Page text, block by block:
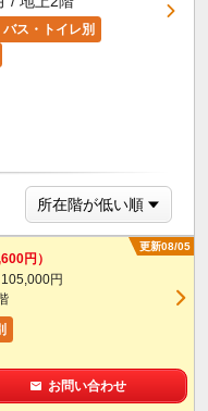
バス・トイレ別
更新08/05
円）
円
お問い合わせ